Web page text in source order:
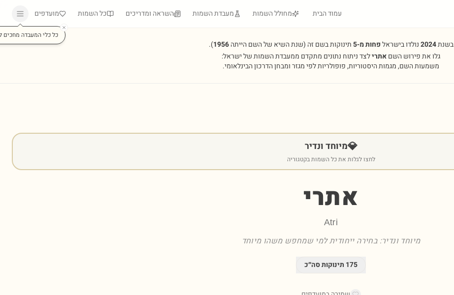
עמוד הבית מחולל השמות מעבדת השמות השראה ומדריכים כל השמות מועדפים
כל כלי המעבדה מחכים
בשנת2024נולדו בישראלפחות מ-5 תינוקות בשם זה (שנת השיא של השם הייתה1956
).
גלו את פירוש השםאתרילצד ניתוח נתונים מתקדם ממעבדת השמות של ישראל:
משמעות השם, מגמות היסטוריות, פופולריות לפי מגזר ומבחן הדרכון הבינלאומי.
💎מיוחד ונדיר
לחצו לגלות את כל השמות בקטגוריה
אתרי
Atri
מיוחד ונדיר: בחירה ייחודית למי שמחפש משהו מיוחד
175 תינוקות סה״כ